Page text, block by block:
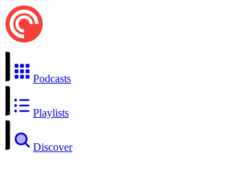
Podcasts
Playlists
Discover